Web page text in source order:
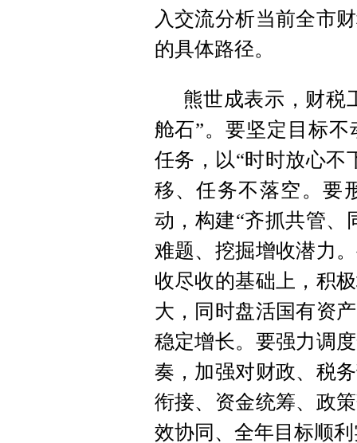
入交流分析当前全市
的具体路径。
熊世成表示，财税
舱石”。要坚定目标
任务，以“时时放心不
移、任务不落空。要
动，构建“齐抓共管、
难题、挖掘增收潜力
收尽收的基础上，积
大，同时盘活国有资
稳定增长。要强力调
奏，加强对财政、税
衔接、资金统筹、政
效协同、全年目标顺